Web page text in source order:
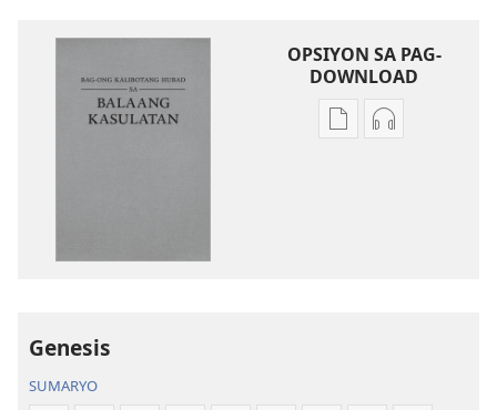
OPSIYON SA PAG-
DOWNLOAD
OpsiyonOpsiyon
Genesis
SUMARYO